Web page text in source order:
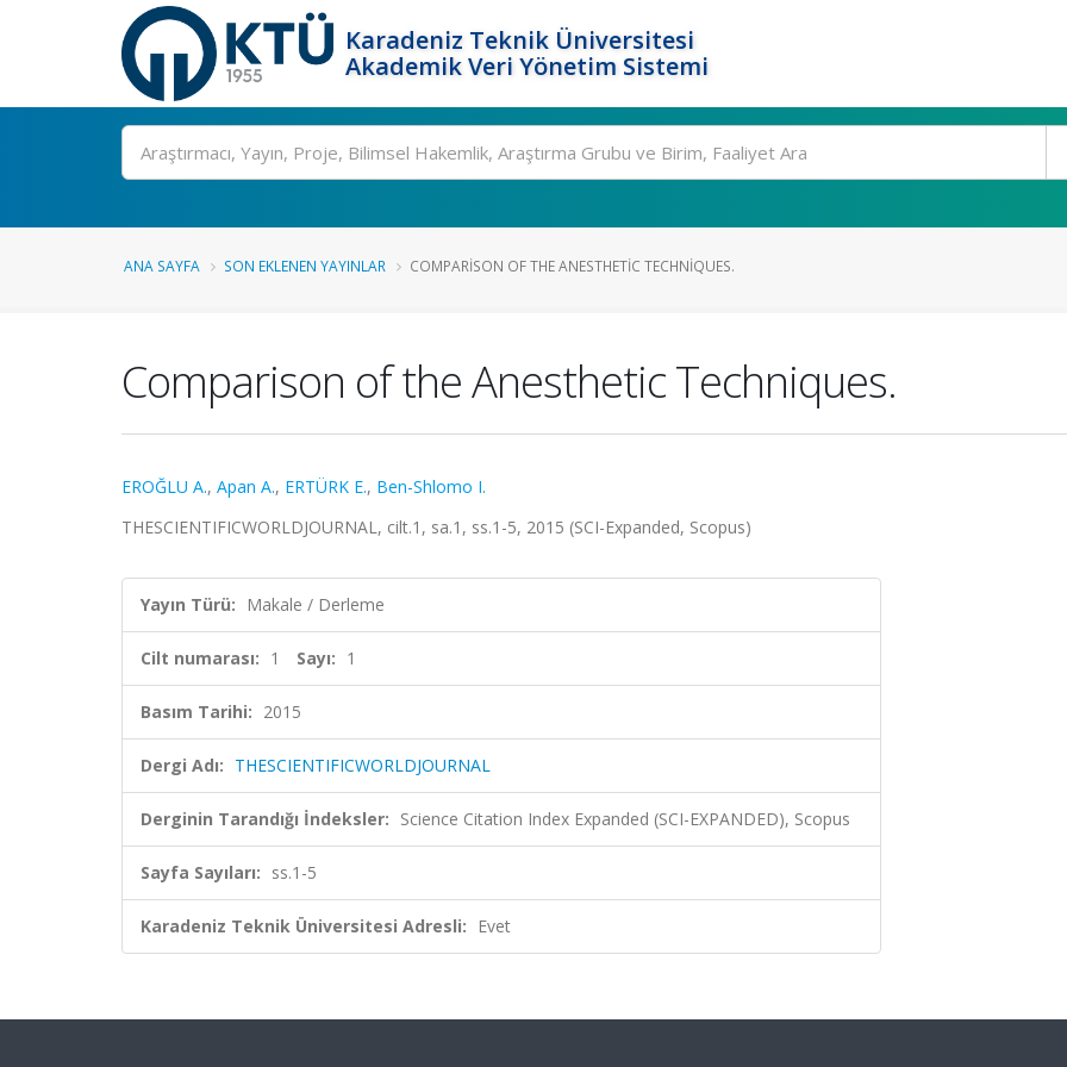
Karadeniz Teknik Üniversitesi
Akademik Veri Yönetim Sistemi
Ara
ANA SAYFA SON EKLENEN YAYINLAR COMPARISON OF THE ANESTHETIC TECHNIQUES.
Comparison of the Anesthetic Techniques.
EROĞLU A., Apan A., ERTÜRK E., Ben-Shlomo I.
THESCIENTIFICWORLDJOURNAL, cilt.1, sa.1, ss.1-5, 2015 (SCI-Expanded, Scopus)
Yayın Türü: Makale / Derleme
Cilt numarası: 1 Sayı: 1
Basım Tarihi: 2015
Dergi Adı: THESCIENTIFICWORLDJOURNAL
Derginin Tarandığı İndeksler: Science Citation Index Expanded (SCI-EXPANDED), Scopus
Sayfa Sayıları: ss.1-5
Karadeniz Teknik Üniversitesi Adresli: Evet